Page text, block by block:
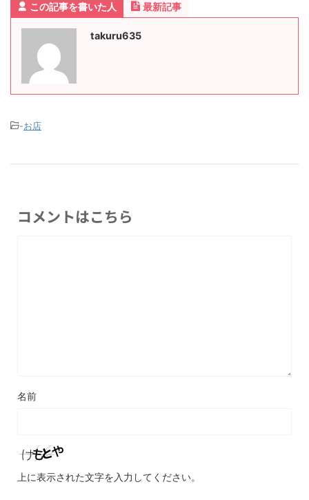
この記事を書いた人 最新記事
takuru635
-お店
コメントはこちら
名前
上に表示された文字を入力してください。